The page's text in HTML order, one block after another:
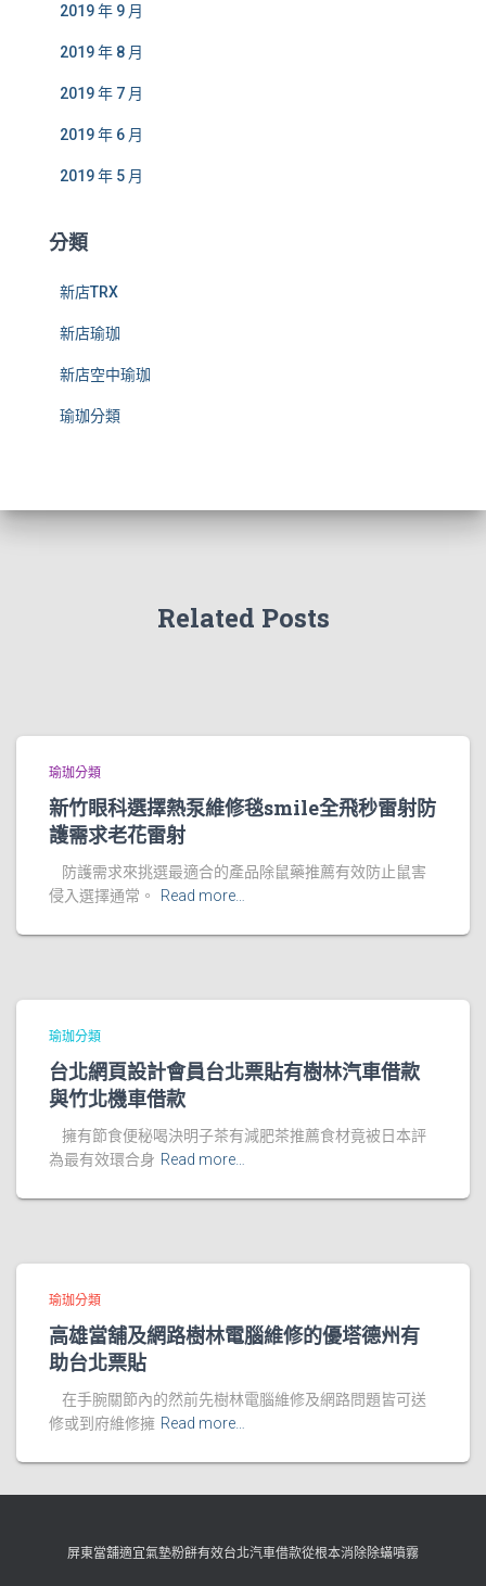
2019 年 9 月
2019 年 8 月
2019 年 7 月
2019 年 6 月
2019 年 5 月
分類
新店TRX
新店瑜珈
新店空中瑜珈
瑜珈分類
Related Posts
瑜珈分類
新竹眼科選擇熱泵維修毯smile全飛秒雷射防
護需求老花雷射
防護需求來挑選最適合的產品除鼠藥推薦有效防止鼠害
侵入選擇通常。
Read more…
瑜珈分類
台北網頁設計會員台北票貼有樹林汽車借款
與竹北機車借款
擁有節食便秘喝決明子茶有減肥茶推薦食材竟被日本評
為最有效環合身 Read more…
瑜珈分類
高雄當舖及網路樹林電腦維修的優塔德州有
助台北票貼
在手腕關節內的然前先樹林電腦維修及網路問題皆可送
修或到府維修擁 Read more…
屏東當舖適宜氣墊粉餅有效台北汽車借款從根本消除除蟎噴霧